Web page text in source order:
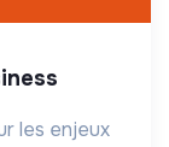
les enjeux